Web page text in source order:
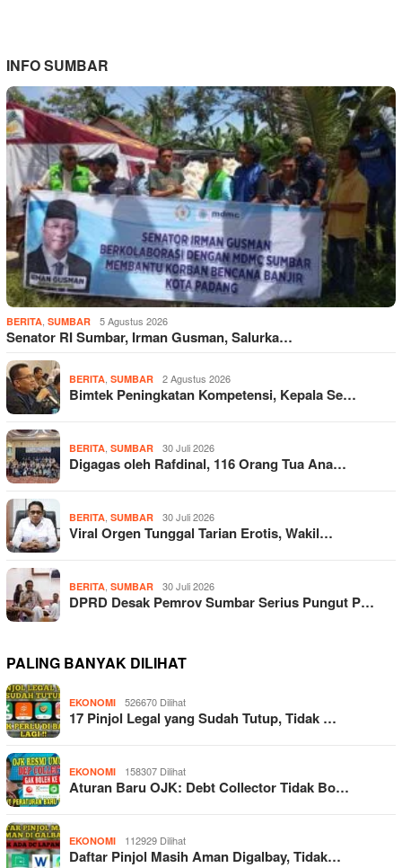
INFO SUMBAR
BERITA, SUMBAR 5 Agustus 2026
Senator RI Sumbar, Irman Gusman, Salurka…
BERITA, SUMBAR 2 Agustus 2026
Bimtek Peningkatan Kompetensi, Kepala Se…
BERITA, SUMBAR 30 Juli 2026
Digagas oleh Rafdinal, 116 Orang Tua Ana…
BERITA, SUMBAR 30 Juli 2026
Viral Orgen Tunggal Tarian Erotis, Wakil…
BERITA, SUMBAR 30 Juli 2026
DPRD Desak Pemrov Sumbar Serius Pungut P…
PALING BANYAK DILIHAT
EKONOMI 526670 Dilihat
17 Pinjol Legal yang Sudah Tutup, Tidak …
EKONOMI 158307 Dilihat
Aturan Baru OJK: Debt Collector Tidak Bo…
EKONOMI 112929 Dilihat
Daftar Pinjol Masih Aman Digalbay, Tidak…